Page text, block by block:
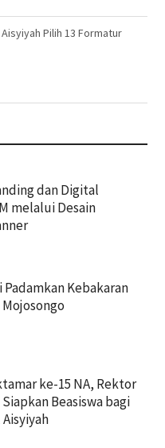
Pilih 13 Formatur
dan Digital
melalui Desain
Padamkan Kebakaran
ke-15 NA, Rektor
Beasiswa bagi